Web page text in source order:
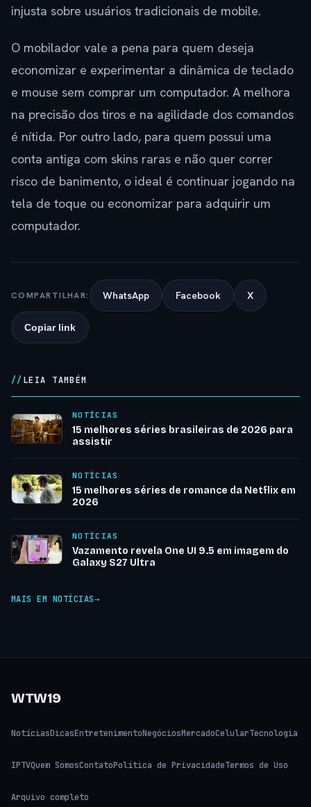
injusta sobre usuários tradicionais de mobile.
O mobilador vale a pena para quem deseja
economizar e experimentar a dinâmica de teclado
e mouse sem comprar um computador. A melhora
na precisão dos tiros e na agilidade dos comandos
é nítida. Por outro lado, para quem possui uma
conta antiga com skins raras e não quer correr
risco de banimento, o ideal é continuar jogando na
tela de toque ou economizar para adquirir um
computador.
COMPARTILHAR: WhatsApp Facebook X
Copiar link
LEIA TAMBÉM
NOTÍCIAS
15 melhores séries brasileiras de 2026 para
assistir
NOTÍCIAS
15 melhores séries de romance da Netflix em
2026
NOTÍCIAS
Vazamento revela One UI 9.5 em imagem do
Galaxy S27 Ultra
MAIS EM NOTÍCIAS
WTW19
NotíciasDicasEntretenimentoNegóciosMercadoCelularTecnologia
IPTVQuem SomosContatoPolítica de PrivacidadeTermos de Uso
Arquivo completo